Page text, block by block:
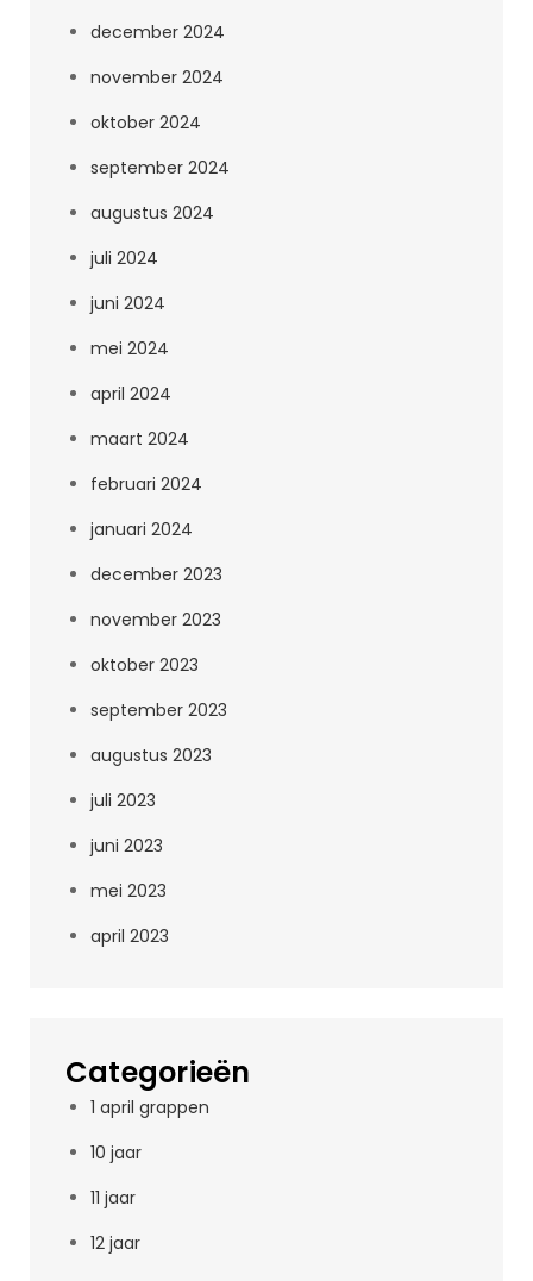
december 2024
november 2024
oktober 2024
september 2024
augustus 2024
juli 2024
juni 2024
mei 2024
april 2024
maart 2024
februari 2024
januari 2024
december 2023
november 2023
oktober 2023
september 2023
augustus 2023
juli 2023
juni 2023
mei 2023
april 2023
Categorieën
1 april grappen
10 jaar
11 jaar
12 jaar